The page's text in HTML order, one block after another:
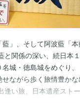
藍」、そして阿波藍「
と関係の深い、続日本
名城・徳島城をめぐり
せながら歩く旅情豊か
逢い旅、日本遺産スト